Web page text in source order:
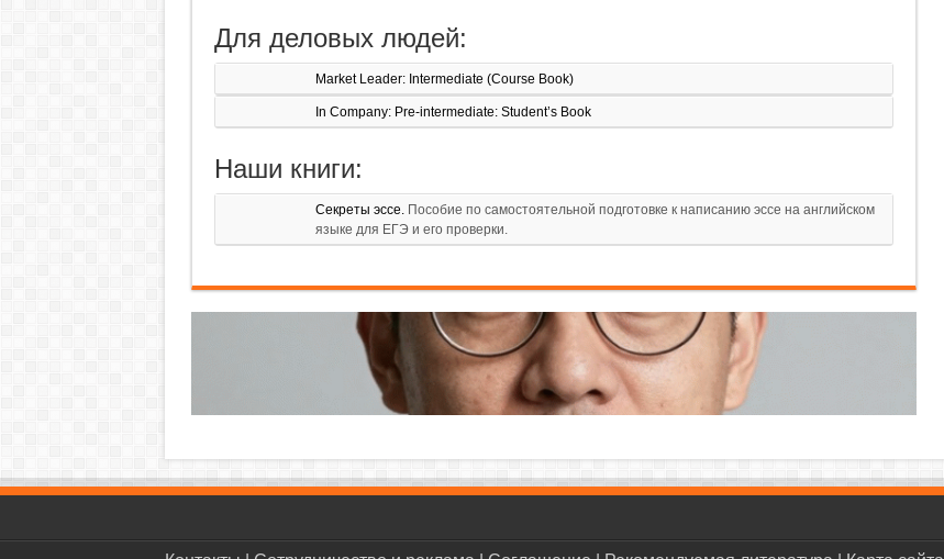
Для деловых людей:
Market Leader: Intermediate (Course Book)
In Company: Pre-intermediate: Student’s Book
Наши книги:
Секреты эссе.Пособие по самостоятельной подготовке к написанию эссе на английском
языке для ЕГЭ и его проверки.